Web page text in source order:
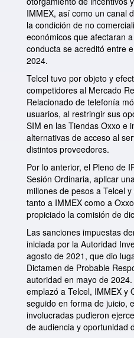
1 2 3 4 5
siguiente ›
IMMEX, así como un canal
la condición de no
económicos que afectaran
conducta se acreditó entre
2024.
Telcel tuvo por objeto y
competidores al Mercado
Relacionado de telefonía
usuarios, al restringir sus
SIM en las Tiendas Oxxo e
alternativas de acceso al
distintos proveedores.
Por lo anterior, el Pleno de
Sesión Ordinaria, aplicar
millones de pesos a Telcel
tanto a IMMEX como a
propiciado la comisión de
Las sanciones impuestas
iniciada por la Autoridad
agosto de 2021, que dio
Dictamen de Probable
autoridad en mayo de
emplazó a Telcel, IMMEX y
seguido en forma de juicio,
involucradas pudieron
de audiencia y oportunidad